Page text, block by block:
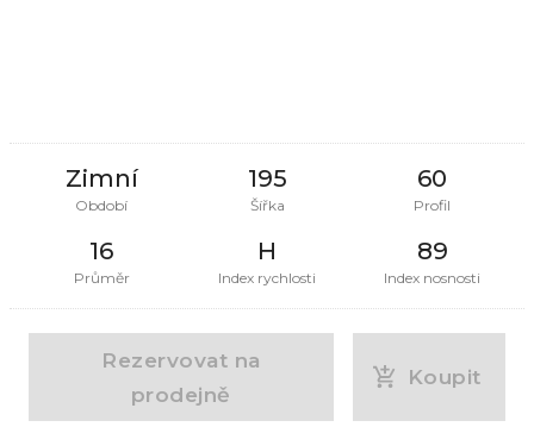
Zimní
Období
195
Šířka
60
Profil
16
Průměr
H
Index rychlosti
89
Index nosnosti
Rezervovat na
prodejně
Koupit